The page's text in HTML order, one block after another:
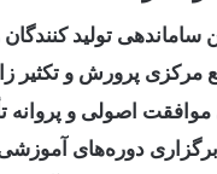
تولید کنندگان
مرکزی پرورش و تکثیر
اصولی و پروانه
با برگزاری دوره‌های